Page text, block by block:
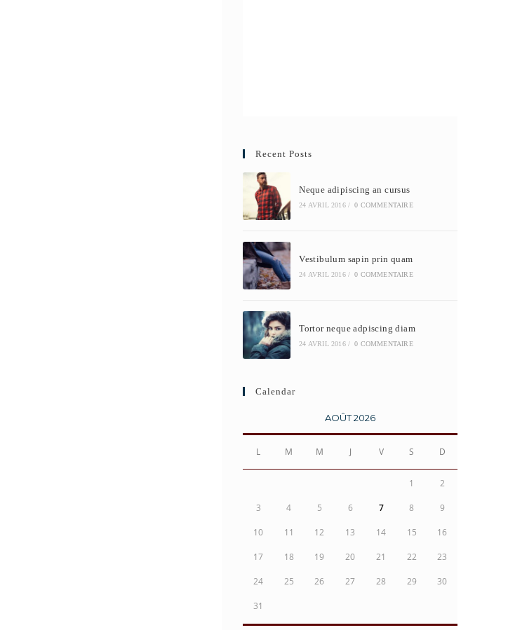
Recent Posts
Neque adipiscing an cursus
24 AVRIL 2016 / 0 COMMENTAIRE
Vestibulum sapin prin quam
24 AVRIL 2016 / 0 COMMENTAIRE
Tortor neque adpiscing diam
24 AVRIL 2016 / 0 COMMENTAIRE
Calendar
AOÛT 2026
L M M J V S D
1 2
3 4 5 6 7 8 9
10 11 12 13 14 15 16
17 18 19 20 21 22 23
24 25 26 27 28 29 30
31